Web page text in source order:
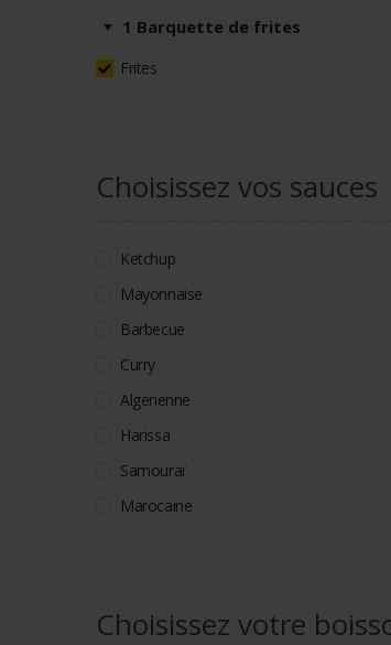
1 Barquette de frites
Frites
Choisissez vos sauces
Ketchup
Mayonnaise
Barbecue
Curry
Algerienne
Harissa
Samouraï
Marocaine
Choisissez votre